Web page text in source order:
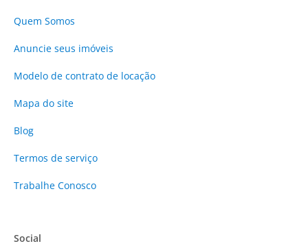
Quem Somos
Anuncie seus imóveis
Modelo de contrato de locação
Mapa do site
Blog
Termos de serviço
Trabalhe Conosco
Social